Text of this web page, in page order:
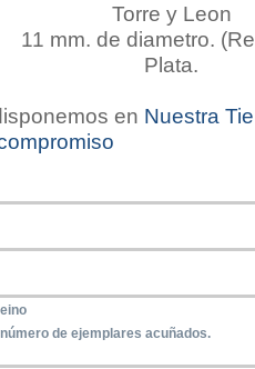
Torre y Leon
11 mm. de diametro.
Plata.
en Nuestra
de ejemplares acuñados.